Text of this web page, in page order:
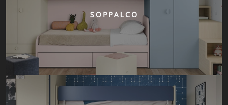
SOPPALCO